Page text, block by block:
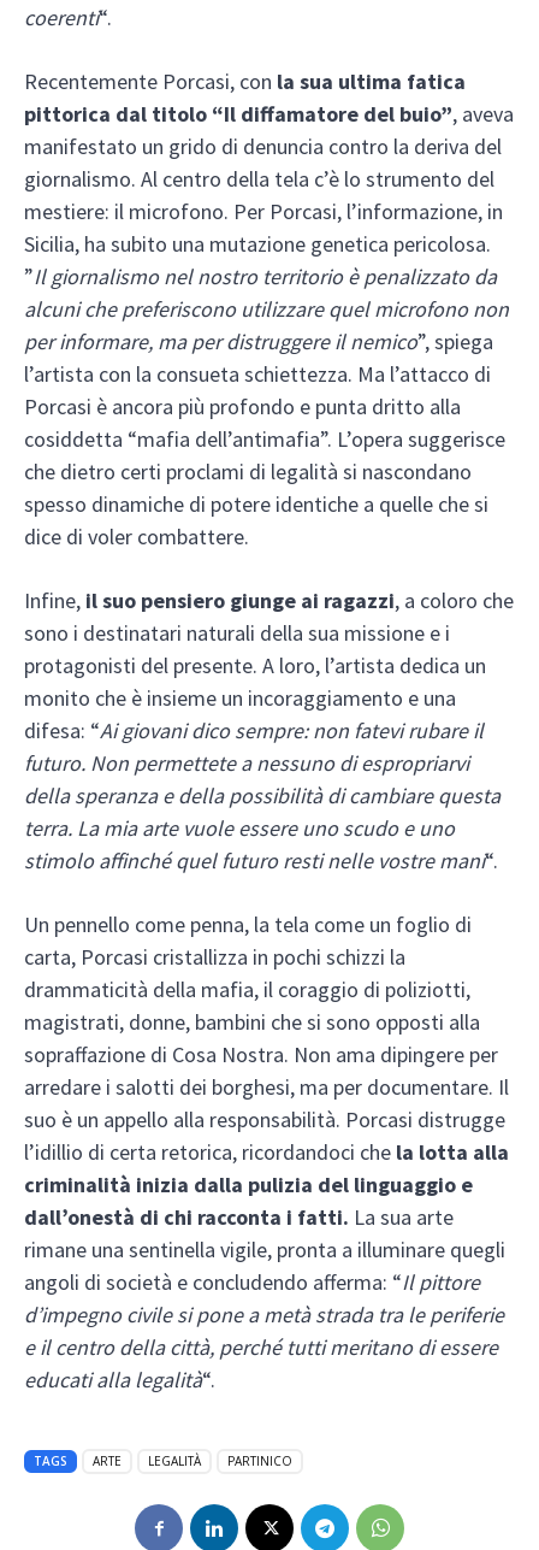
coerenti“.
Recentemente Porcasi, con la sua ultima fatica
pittorica dal titolo “Il diffamatore del buio”, aveva
manifestato un grido di denuncia contro la deriva del
giornalismo. ​Al centro della tela c’è lo strumento del
mestiere: il microfono. Per Porcasi, l’informazione, in
Sicilia, ha subito una mutazione genetica pericolosa. ​
”Il giornalismo nel nostro territorio è penalizzato da
alcuni che preferiscono utilizzare quel microfono non
per informare, ma per distruggere il nemico”, spiega
l’artista con la consueta schiettezza. Ma l’attacco di
Porcasi è ancora più profondo e punta dritto alla
cosiddetta “mafia dell’antimafia”. L’opera suggerisce
che dietro certi proclami di legalità si nascondano
spesso dinamiche di potere identiche a quelle che si
dice di voler combattere.
Infine, il suo pensiero giunge ai ragazzi, a coloro che
sono i destinatari naturali della sua missione e i
protagonisti del presente. A loro, l’artista dedica un
monito che è insieme un incoraggiamento e una
difesa: “Ai giovani dico sempre: non fatevi rubare il
futuro. Non permettete a nessuno di espropriarvi
della speranza e della possibilità di cambiare questa
terra. La mia arte vuole essere uno scudo e uno
stimolo affinché quel futuro resti nelle vostre mani“.
Un pennello come penna, la tela come un foglio di
carta, Porcasi cristallizza in pochi schizzi la
drammaticità della mafia, il coraggio di poliziotti,
magistrati, donne, bambini che si sono opposti alla
sopraffazione di Cosa Nostra. Non ama dipingere per
arredare i salotti dei borghesi, ma per documentare. Il
suo è un appello alla responsabilità. Porcasi distrugge
l’idillio di certa retorica, ricordandoci che la lotta alla
criminalità inizia dalla pulizia del linguaggio e
dall’onestà di chi racconta i fatti. La sua arte
rimane una sentinella vigile, pronta a illuminare quegli
angoli di società e concludendo afferma: “Il pittore
d’impegno civile si pone a metà strada tra le periferie
e il centro della città, perché tutti meritano di essere
educati alla legalità“.
TAGS ARTE LEGALITÀ PARTINICO